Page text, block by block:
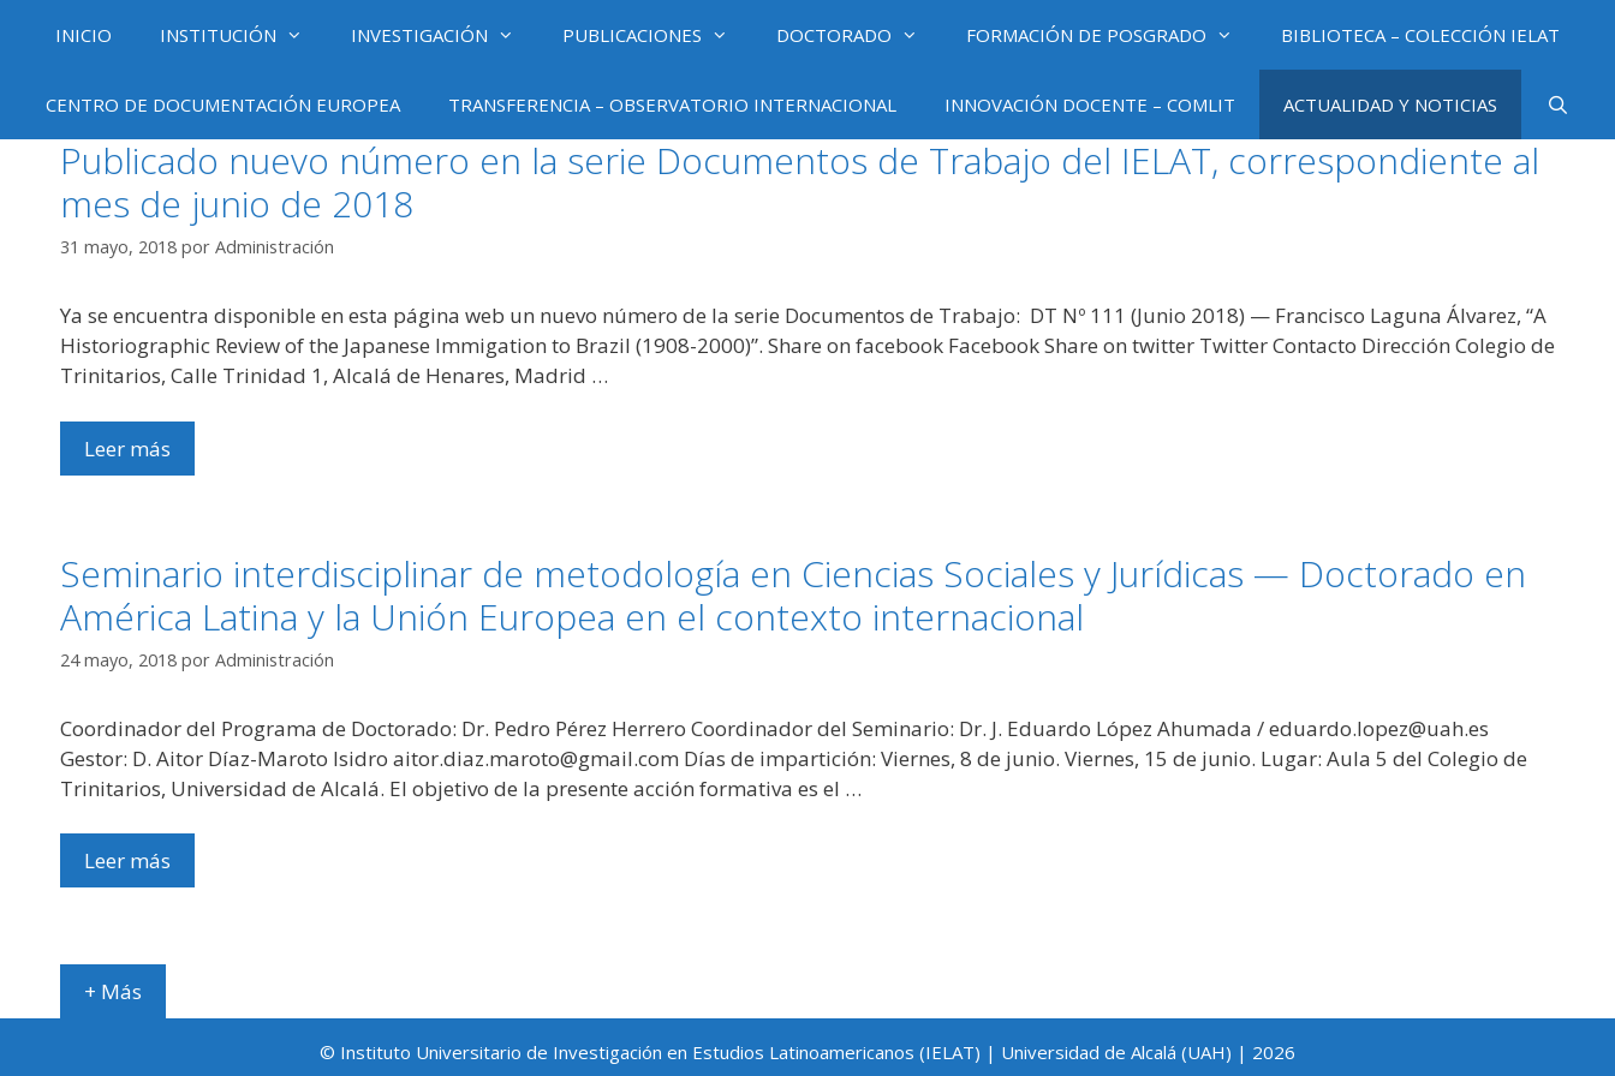
INICIO INSTITUCIÓN INVESTIGACIÓN PUBLICACIONES DOCTORADO FORMACIÓN DE POSGRADO BIBLIOTECA – COLECCIÓN IELAT
CENTRO DE DOCUMENTACIÓN EUROPEA TRANSFERENCIA – OBSERVATORIO INTERNACIONAL INNOVACIÓN DOCENTE – COMLIT ACTUALIDAD Y NOTICIAS
Publicado nuevo número en la serie Documentos de Trabajo del IELAT, correspondiente al
mes de junio de 2018
31 mayo, 2018 por Administración
Ya se encuentra disponible en esta página web un nuevo número de la serie Documentos de Trabajo: DT Nº 111 (Junio 2018) — Francisco Laguna Álvarez, “A
Historiographic Review of the Japanese Immigation to Brazil (1908-2000)”. Share on facebook Facebook Share on twitter Twitter Contacto Dirección Colegio de
Trinitarios, Calle Trinidad 1, Alcalá de Henares, Madrid …
Leer más
Seminario interdisciplinar de metodología en Ciencias Sociales y Jurídicas — Doctorado en
América Latina y la Unión Europea en el contexto internacional
24 mayo, 2018 por Administración
Coordinador del Programa de Doctorado: Dr. Pedro Pérez Herrero Coordinador del Seminario: Dr. J. Eduardo López Ahumada / eduardo.lopez@uah.es
Gestor: D. Aitor Díaz-Maroto Isidro aitor.diaz.maroto@gmail.com Días de impartición: Viernes, 8 de junio. Viernes, 15 de junio. Lugar: Aula 5 del Colegio de
Trinitarios, Universidad de Alcalá. El objetivo de la presente acción formativa es el …
Leer más
+ Más
© Instituto Universitario de Investigación en Estudios Latinoamericanos (IELAT) | Universidad de Alcalá (UAH) | 2026